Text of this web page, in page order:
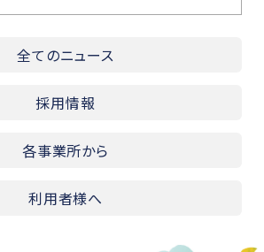
全てのニュース
採用情報
各事業所から
利用者様へ